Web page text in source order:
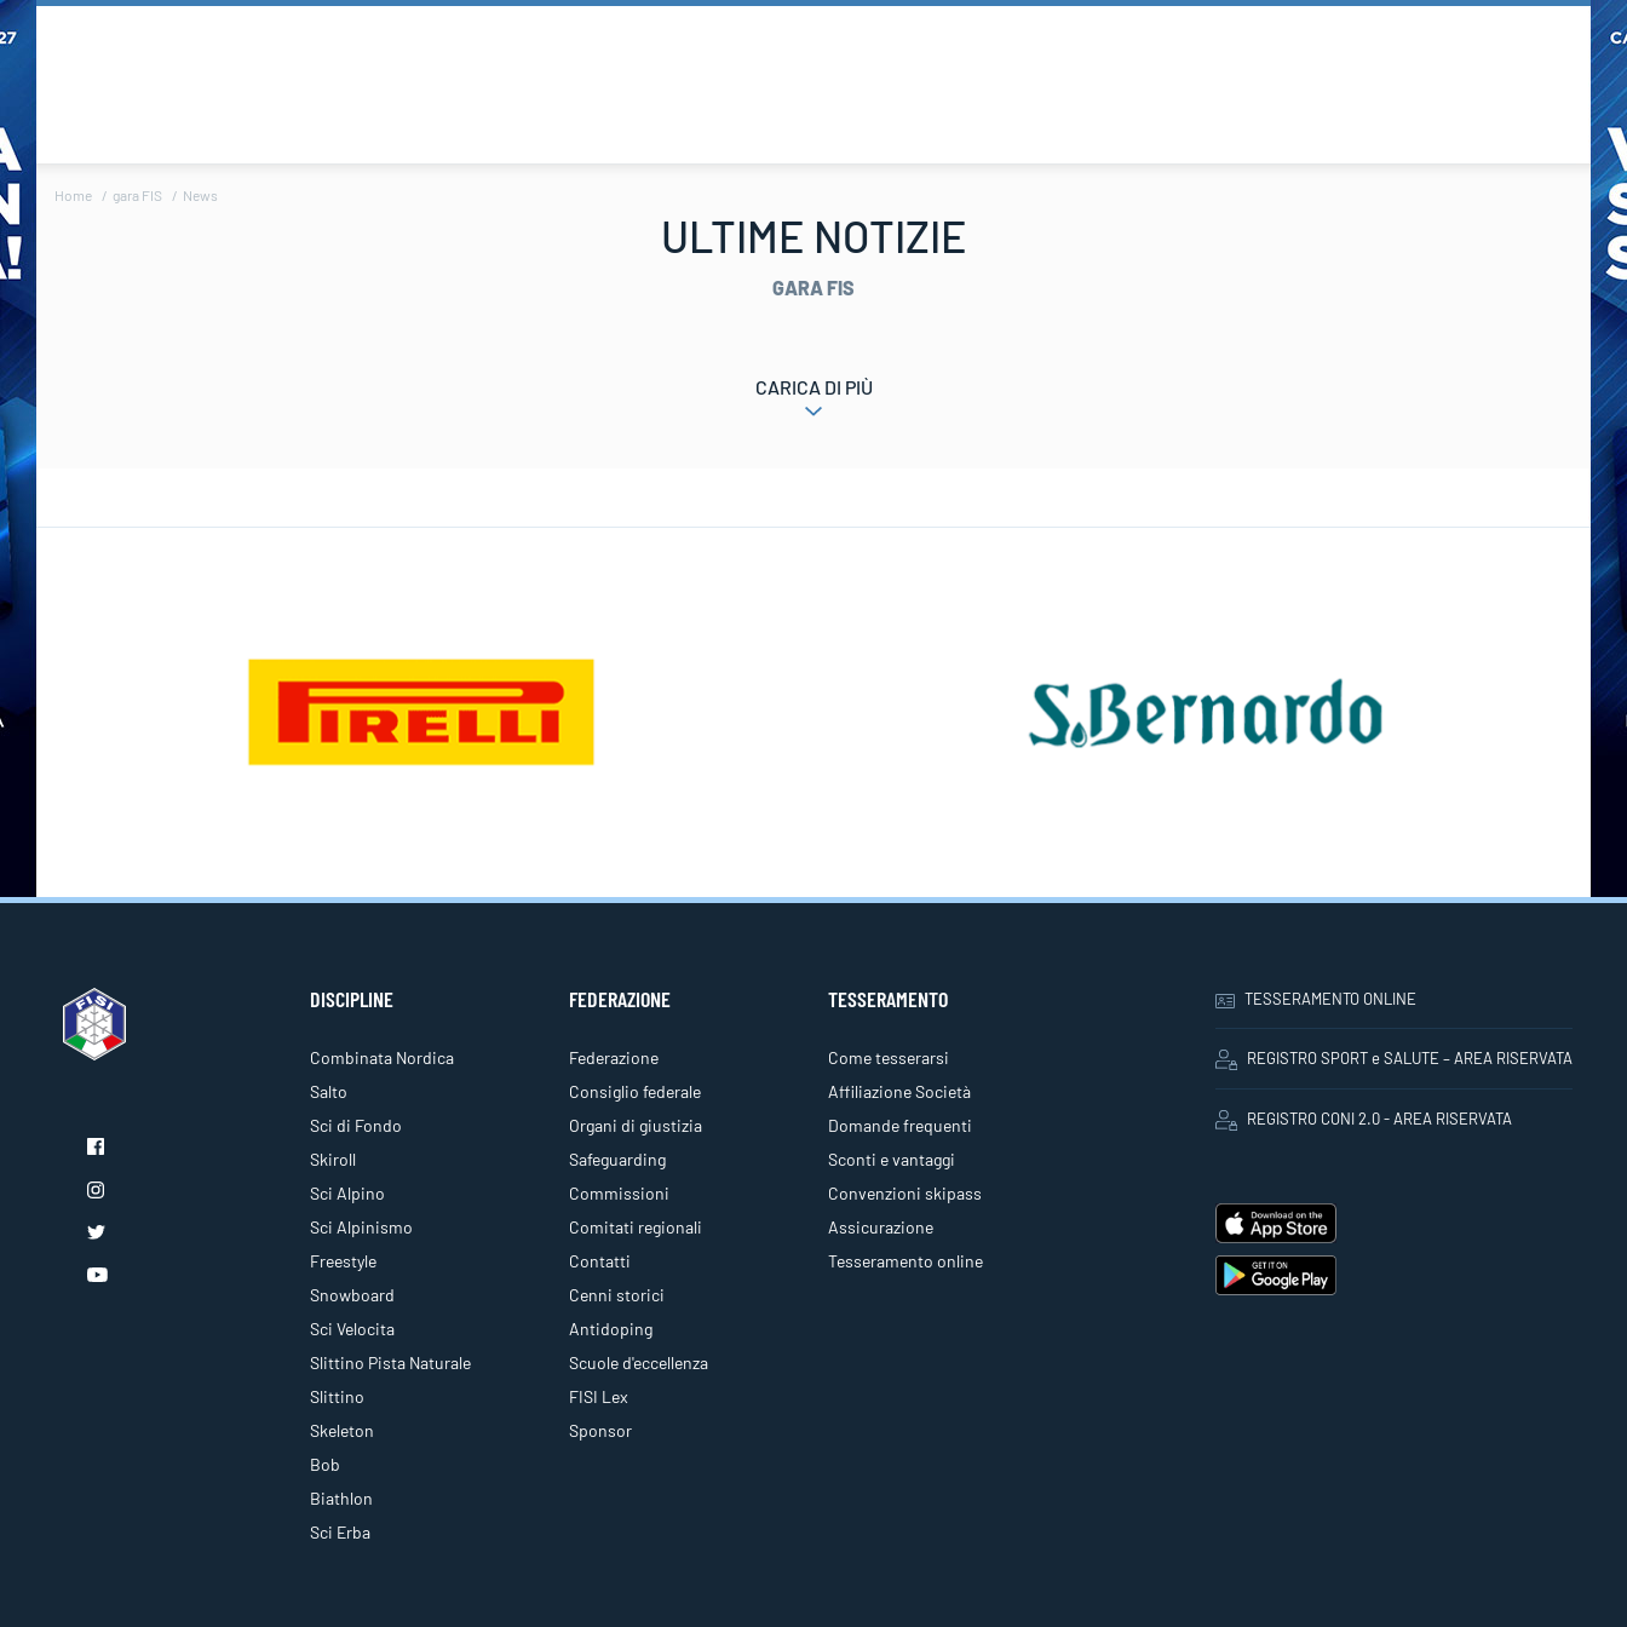
Home gara FIS News
ULTIME NOTIZIE
GARA FIS
CARICA DI PIÙ
DISCIPLINE
Combinata Nordica
Salto
Sci di Fondo
Skiroll
Sci Alpino
Sci Alpinismo
Freestyle
Snowboard
Sci Velocita
Slittino Pista Naturale
Slittino
Skeleton
Bob
Biathlon
Sci Erba
FEDERAZIONE
Federazione
Consiglio federale
Organi di giustizia
Safeguarding
Commissioni
Comitati regionali
Contatti
Cenni storici
Antidoping
Scuole d'eccellenza
FISI Lex
Sponsor
TESSERAMENTO
Come tesserarsi
Affiliazione Società
Domande frequenti
Sconti e vantaggi
Convenzioni skipass
Assicurazione
Tesseramento online
TESSERAMENTO ONLINE
REGISTRO SPORT e SALUTE – AREA RISERVATA
REGISTRO CONI 2.0 - AREA RISERVATA